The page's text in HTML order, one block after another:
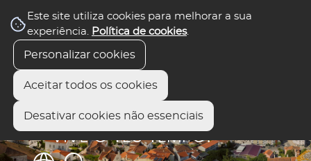
Este site utiliza cookies para melhorar a sua
experiência. Política de cookies.
Personalizar cookies
Aceitar todos os cookies
Desativar cookies não essenciais